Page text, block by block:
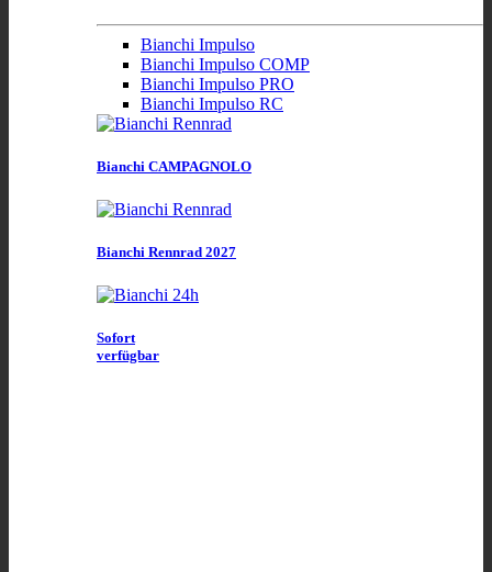
Bianchi Impulso
Bianchi Impulso COMP
Bianchi Impulso PRO
Bianchi Impulso RC
Bianchi CAMPAGNOLO
Bianchi Rennrad 2027
Sofort
verfügbar